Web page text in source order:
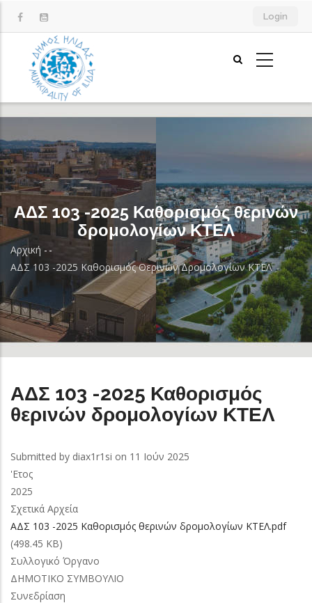
προς
περιεχόμενο
Login
ΑΔΣ 103 -2025 Καθορισμός θερινών
δρομολογίων ΚΤΕΛ
Breadcrumb
Αρχική - -
ΑΔΣ 103 -2025 Καθορισμός Θερινών Δρομολογίων ΚΤΕΛ
ΑΔΣ 103 -2025 Καθορισμός
θερινών δρομολογίων ΚΤΕΛ
Submitted by diax1r1si on 11 Ιούν 2025
'Ετος
2025
Σχετικά Αρχεία
ΑΔΣ 103 -2025 Καθορισμός θερινών δρομολογίων ΚΤΕΛ.pdf
(498.45 KB)
Συλλογικό Όργανο
ΔΗΜΟΤΙΚΟ ΣΥΜΒΟΥΛΙΟ
Συνεδρίαση